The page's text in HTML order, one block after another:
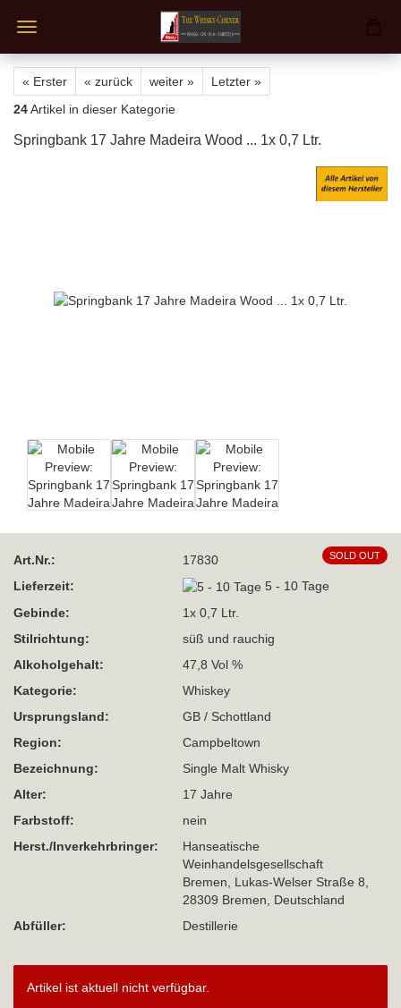
« Erster « zurück weiter »
Letzter »
24Artikel in dieser Kategorie
Springbank 17 Jahre Madeira Wood ... 1x 0,7 Ltr.
SOLD OUT
Art.Nr.:
17830
Lieferzeit:
5 - 10 Tage
Gebinde:
1x 0,7 Ltr.
Stilrichtung:
süß und rauchig
Alkoholgehalt:
47,8 Vol %
Kategorie:
Whiskey
Ursprungsland:
GB / Schottland
Region:
Campbeltown
Bezeichnung:
Single Malt Whisky
Alter:
17 Jahre
Farbstoff:
nein
Herst./Inverkehrbringer:
Hanseatische
Weinhandelsgesellschaft
Bremen, Lukas-Welser Straße 8,
28309 Bremen, Deutschland
Abfüller:
Destillerie
Artikel ist aktuell nicht verfügbar.